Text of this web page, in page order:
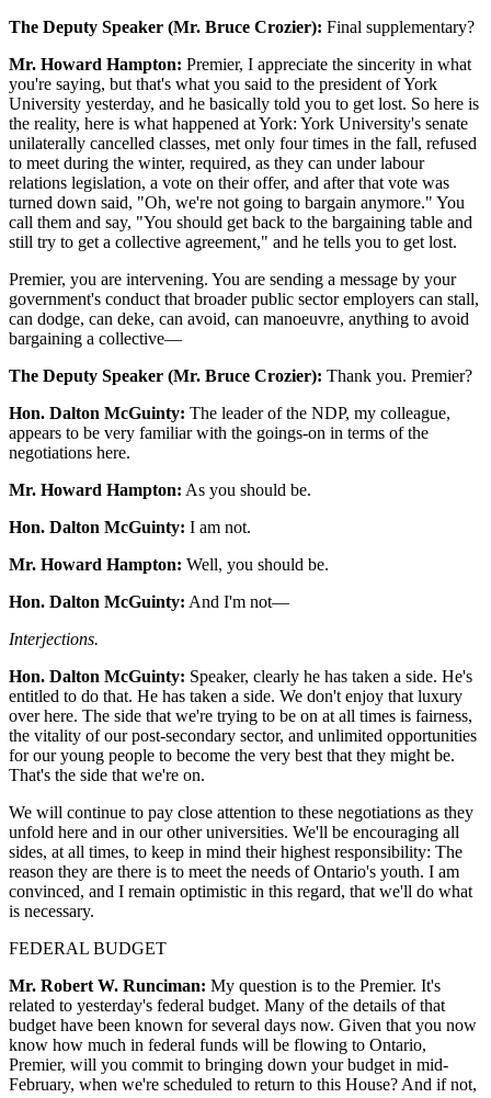
The Deputy Speaker (Mr. Bruce Crozier): Final supplementary?
Mr. Howard Hampton: Premier, I appreciate the sincerity in what
you're saying, but that's what you said to the president of York
University yesterday, and he basically told you to get lost. So here is
the reality, here is what happened at York: York University's senate
unilaterally cancelled classes, met only four times in the fall, refused
to meet during the winter, required, as they can under labour
relations legislation, a vote on their offer, and after that vote was
turned down said, "Oh, we're not going to bargain anymore." You
call them and say, "You should get back to the bargaining table and
still try to get a collective agreement," and he tells you to get lost.
Premier, you are intervening. You are sending a message by your
government's conduct that broader public sector employers can stall,
can dodge, can deke, can avoid, can manoeuvre, anything to avoid
bargaining a collective—
The Deputy Speaker (Mr. Bruce Crozier): Thank you. Premier?
Hon. Dalton McGuinty: The leader of the NDP, my colleague,
appears to be very familiar with the goings-on in terms of the
negotiations here.
Mr. Howard Hampton: As you should be.
Hon. Dalton McGuinty: I am not.
Mr. Howard Hampton: Well, you should be.
Hon. Dalton McGuinty: And I'm not—
Interjections.
Hon. Dalton McGuinty: Speaker, clearly he has taken a side. He's
entitled to do that. He has taken a side. We don't enjoy that luxury
over here. The side that we're trying to be on at all times is fairness,
the vitality of our post-secondary sector, and unlimited opportunities
for our young people to become the very best that they might be.
That's the side that we're on.
We will continue to pay close attention to these negotiations as they
unfold here and in our other universities. We'll be encouraging all
sides, at all times, to keep in mind their highest responsibility: The
reason they are there is to meet the needs of Ontario's youth. I am
convinced, and I remain optimistic in this regard, that we'll do what
is necessary.
FEDERAL BUDGET
Mr. Robert W. Runciman: My question is to the Premier. It's
related to yesterday's federal budget. Many of the details of that
budget have been known for several days now. Given that you now
know how much in federal funds will be flowing to Ontario,
Premier, will you commit to bringing down your budget in mid-
February, when we're scheduled to return to this House? And if not,